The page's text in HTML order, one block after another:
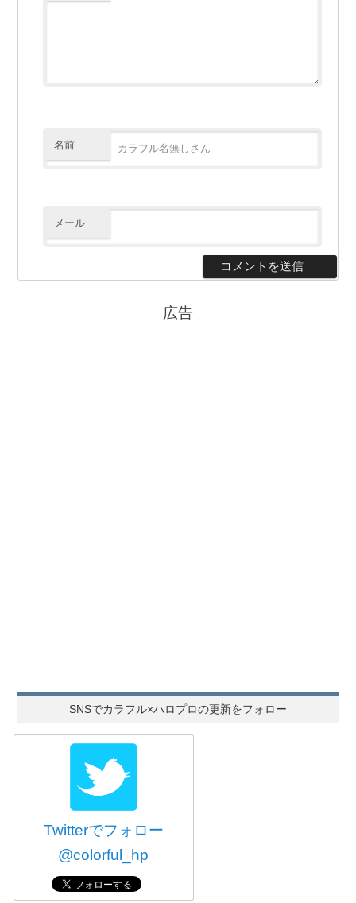
名前
メール
広告
SNSでカラフル×ハロプロの更新をフォロー
Twitterでフォロー
@colorful_hp